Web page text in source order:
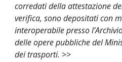
corredati della attestazione
verifica, sono depositati con
interoperabile presso
delle opere pubbliche del
dei trasporti. >>